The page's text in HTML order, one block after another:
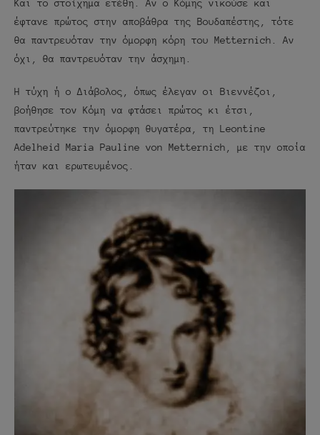
Και το στοίχημα ετέθη. Αν ο Κόμης νικούσε και
έφτανε πρώτος στην αποβάθρα της Βουδαπέστης, τότε
θα παντρευόταν την όμορφη κόρη του Metternich. Αν
όχι, θα παντρευόταν την άσχημη.
Η τύχη ή ο Διάβολος, όπως έλεγαν οι Βιεννέζοι,
βοήθησε τον Κόμη να φτάσει πρώτος κι έτσι,
παντρεύτηκε την όμορφη θυγατέρα, τη Leontine
Adelheid Maria Pauline von Metternich, με την οποία
ήταν και ερωτευμένος.